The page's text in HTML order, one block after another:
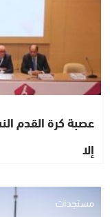
عصبة كرة القدم
إلا
مستجدات